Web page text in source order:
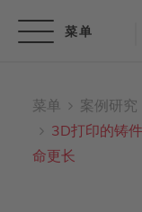
菜单 案例研究
3D打印的铸
命更长